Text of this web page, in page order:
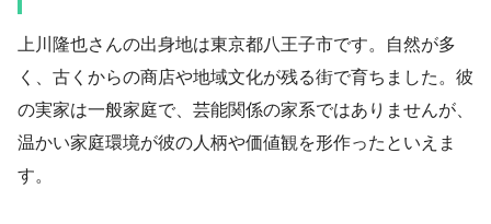
上川隆也さんの出身地は東京都八王子市です。自然が多
く、古くからの商店や地域文化が残る街で育ちました。彼
の実家は一般家庭で、芸能関係の家系ではありませんが、
温かい家庭環境が彼の人柄や価値観を形作ったといえま
す。